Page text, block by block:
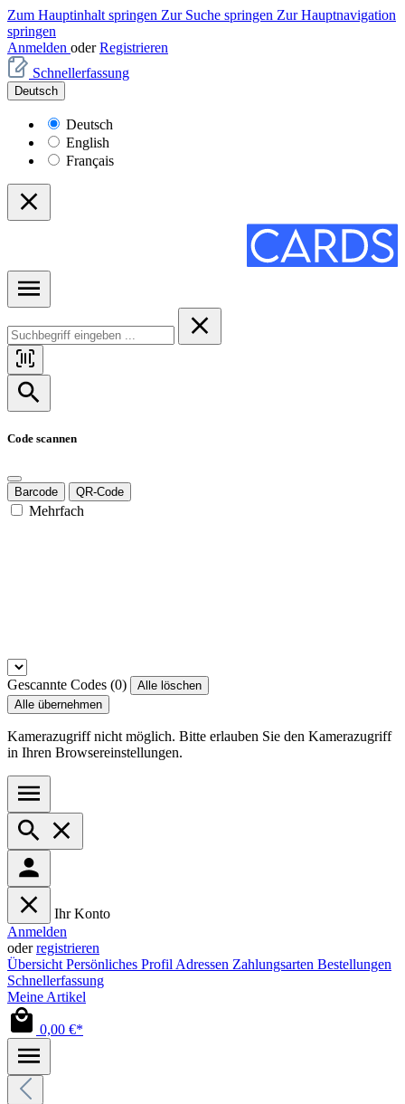
Zum Hauptinhalt springen Zur Suche springen Zur Hauptnavigation
springen
Anmelden oder Registrieren
Schnellerfassung
Deutsch
Deutsch
English
Français
Code scannen
Barcode QR-Code
Mehrfach
Gescannte Codes (0)
Alle löschen
Alle übernehmen
Kamerazugriff nicht möglich. Bitte erlauben Sie den Kamerazugriff
in Ihren Browsereinstellungen.
Ihr Konto
Anmelden
oderregistrieren
Übersicht Persönliches Profil Adressen Zahlungsarten Bestellungen
Schnellerfassung
Meine Artikel
0,00 €*